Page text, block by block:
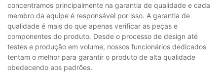
concentramos principalmente na garantia de qualidade e cada
membro da equipe é responsável por isso. A garantia de
qualidade é mais do que apenas verificar as peças e
componentes do produto. Desde o processo de design até
testes e produção em volume, nossos funcionários dedicados
tentam o melhor para garantir o produto de alta qualidade
obedecendo aos padrões.